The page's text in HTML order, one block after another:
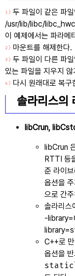
1) 두 파일이 같은 파
/usr/lib/libc/
이 예제에서는 파라메
2) 마운트를 해제한다.
3) 두 파일이 다른 파
있는 파일을 지우지
4) 다시 원래대로 복구
솔라리스의
libCrun,
libCrun
RTTI 등
준 라이
옵션을
으로 간
솔라리스
-
C++로
옵션을